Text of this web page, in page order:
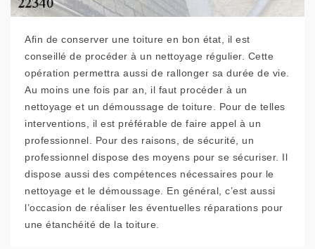
Afin de conserver une toiture en bon état, il est
conseillé de procéder à un nettoyage régulier. Cette
opération permettra aussi de rallonger sa durée de vie.
Au moins une fois par an, il faut procéder à un
nettoyage et un démoussage de toiture. Pour de telles
interventions, il est préférable de faire appel à un
professionnel. Pour des raisons, de sécurité, un
professionnel dispose des moyens pour se sécuriser. Il
dispose aussi des compétences nécessaires pour le
nettoyage et le démoussage. En général, c’est aussi
l’occasion de réaliser les éventuelles réparations pour
une étanchéité de la toiture.